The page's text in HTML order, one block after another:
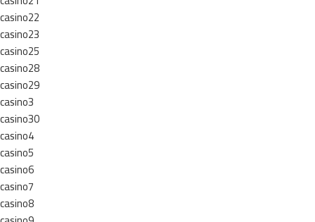
casino22
casino23
casino25
casino28
casino29
casino3
casino30
casino4
casino5
casino6
casino7
casino8